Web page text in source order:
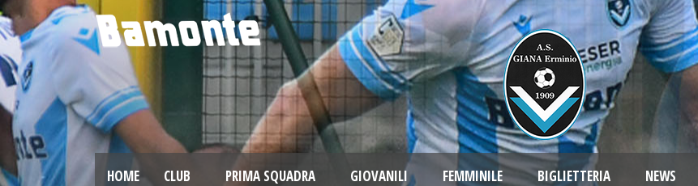
HOME CLUB PRIMA SQUADRA GIOVANILI FEMMINILE BIGLIETTERIA NEWS